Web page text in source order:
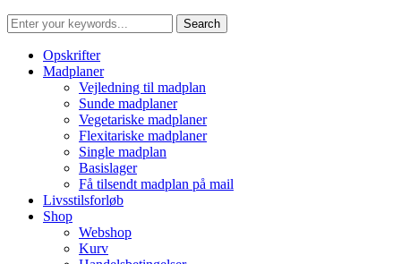
Opskrifter
Madplaner
Vejledning til madplan
Sunde madplaner
Vegetariske madplaner
Flexitariske madplaner
Single madplan
Basislager
Få tilsendt madplan på mail
Livsstilsforløb
Shop
Webshop
Kurv